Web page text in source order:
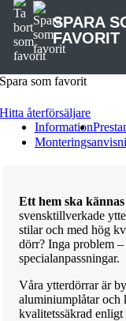
SPARA
FAVORIT
Spara som favorit
Hitta återförsäljare
Information
Ett hem ska
svensktillverkade
stilar och med hög
dörr? Inga problem
specialanpassningar.
Våra ytterdörrar är
aluminiumplåtar och
kvalitetssäkrad